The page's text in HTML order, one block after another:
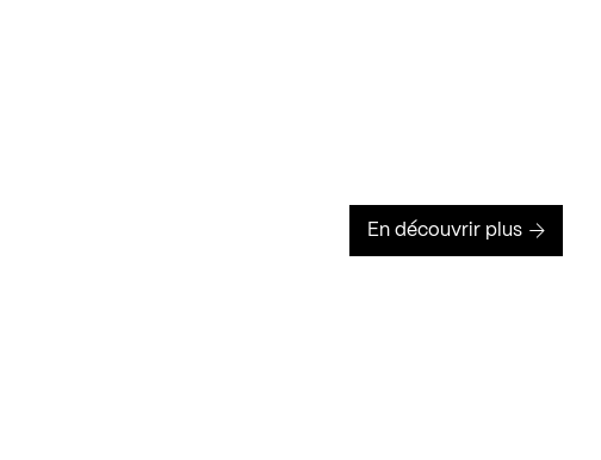
En découvrir plus